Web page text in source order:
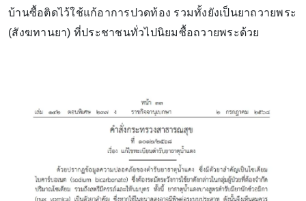
บ้านซื้อติดไว้ใช้แก้อาการปวดท้อง รวมทั้งยังเป็นยาถวายพระ
(สังฆทานยา) ที่ประชาชนทั่วไปนิยมซื้อถวายพระด้วย